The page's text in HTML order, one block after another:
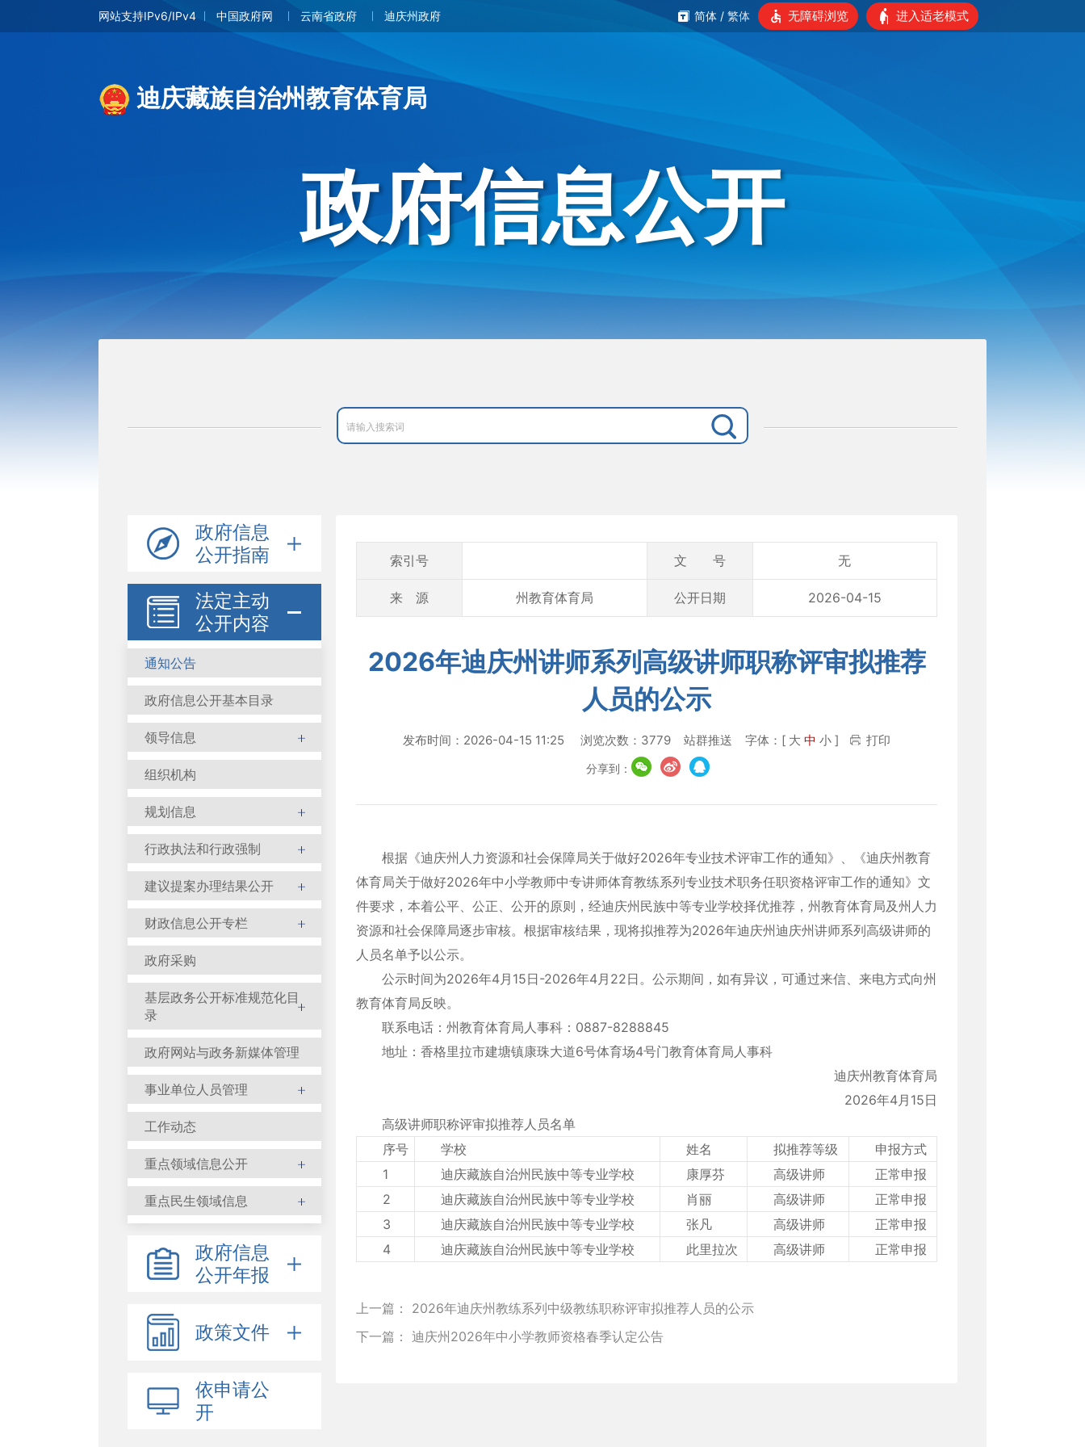
网站支持IPv6/IPv4 中国政府网 云南省政府 迪庆州政府 简体 / 繁体 无障碍浏览 进入适老模式
迪庆藏族自治州教育体育局
政府信息公开
政府信息
公开指南
法定主动
公开内容
通知公告
政府信息公开基本目录
领导信息
组织机构
规划信息
行政执法和行政强制
建议提案办理结果公开
财政信息公开专栏
政府采购
基层政务公开标准规范化目
录
政府网站与政务新媒体管理
事业单位人员管理
工作动态
重点领域信息公开
重点民生领域信息
政府信息
公开年报
政策文件
依申请公
开
索引号 文 号 无
来 源 州教育体育局 公开日期 2026-04-15
2026年迪庆州讲师系列高级讲师职称评审拟推荐
人员的公示
发布时间：2026-04-15 11:25 浏览次数：3779 站群推送 字体：[ 大 中 小 ] 打印
分享到：
根据《迪庆州人力资源和社会保障局关于做好2026年专业技术评审工作的通知》、《迪庆州教育
体育局关于做好2026年中小学教师中专讲师体育教练系列专业技术职务任职资格评审工作的通知》文
件要求，本着公平、公正、公开的原则，经迪庆州民族中等专业学校择优推荐，州教育体育局及州人力
资源和社会保障局逐步审核。根据审核结果，现将拟推荐为2026年迪庆州迪庆州讲师系列高级讲师的
人员名单予以公示。
公示时间为2026年4月15日-2026年4月22日。公示期间，如有异议，可通过来信、来电方式向州
教育体育局反映。
联系电话：州教育体育局人事科：0887-8288845
地址：香格里拉市建塘镇康珠大道6号体育场4号门教育体育局人事科
迪庆州教育体育局
2026年4月15日
高级讲师职称评审拟推荐人员名单
序号
学校 姓名 拟推荐等级
申报方式
1
迪庆藏族自治州民族中等专业学校 康厚芬 高级讲师
正常申报
2
迪庆藏族自治州民族中等专业学校 肖丽 高级讲师
正常申报
3
迪庆藏族自治州民族中等专业学校 张凡 高级讲师
正常申报
4
迪庆藏族自治州民族中等专业学校 此里拉次 高级讲师 正常申报
上一篇： 2026年迪庆州教练系列中级教练职称评审拟推荐人员的公示
下一篇： 迪庆州2026年中小学教师资格春季认定公告